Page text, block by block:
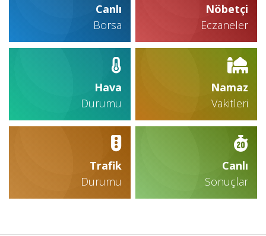
Canlı
Borsa
Nöbetçi
Eczaneler
Hava
Durumu
Namaz
Vakitleri
Trafik
Durumu
Canlı
Sonuçlar